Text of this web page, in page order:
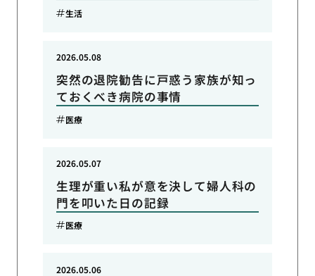
生活
突然の退院勧告に戸惑う家族が知っ
ておくべき病院の事情
2026.05.08
医療
生理が重い私が意を決して婦人科の
門を叩いた日の記録
2026.05.07
医療
2026.05.06